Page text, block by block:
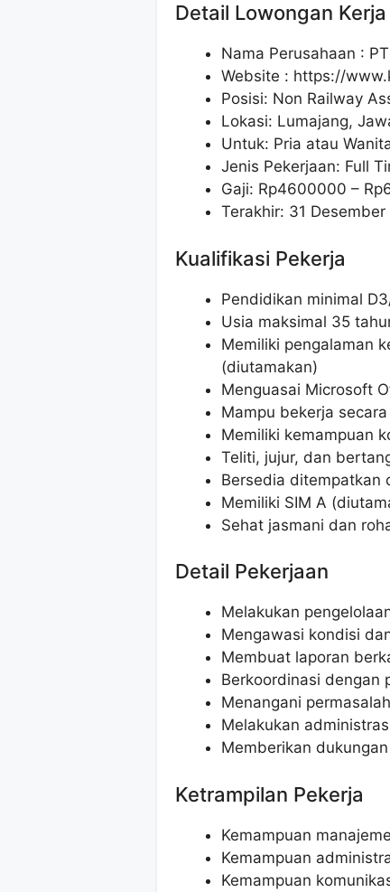
Detail Lowongan Kerja
Nama Perusahaan :
Website : https://
Posisi: Non Railway
Lokasi: Lumajang,
Untuk: Pria atau
Jenis Pekerjaan: Full
Gaji: Rp4600000 – Rp
Terakhir: 31
Kualifikasi Pekerja
Pendidikan minimal
Usia maksimal 35
Memiliki pengalaman
(diutamakan)
Menguasai Microsoft
Mampu bekerja
Memiliki kemampuan
Teliti, jujur, dan
Bersedia ditempatkan
Memiliki SIM A
Sehat jasmani dan
Detail Pekerjaan
Melakukan
Mengawasi kondisi
Membuat laporan
Berkoordinasi dengan
Menangani
Melakukan
Memberikan
Ketrampilan Pekerja
Kemampuan
Kemampuan
Kemampuan